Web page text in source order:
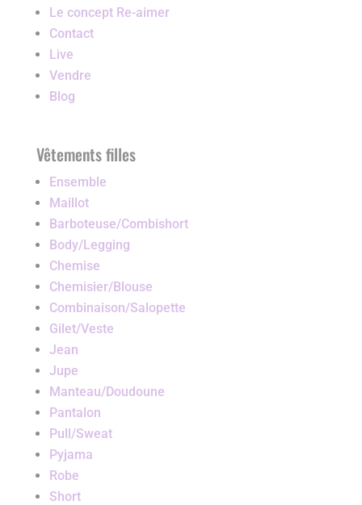
Le concept Re-aimer
Contact
Live
Vendre
Blog
Vêtements filles
Ensemble
Maillot
Barboteuse/Combishort
Body/Legging
Chemise
Chemisier/Blouse
Combinaison/Salopette
Gilet/Veste
Jean
Jupe
Manteau/Doudoune
Pantalon
Pull/Sweat
Pyjama
Robe
Short